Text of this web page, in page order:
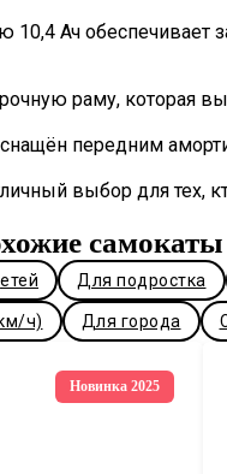
10,4 Ач обеспечивает
раму, которая
передним
выбор для тех,
самокаты
Для подростка
ч) Для города
Новинка 2025